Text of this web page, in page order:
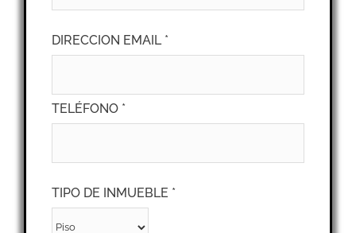
DIRECCION EMAIL *
TELÉFONO *
TIPO DE INMUEBLE *